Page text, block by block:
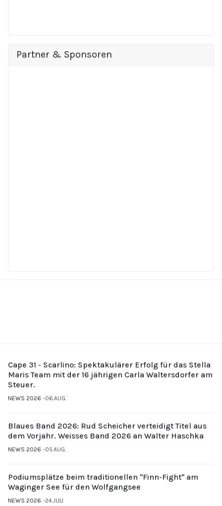
Partner & Sponsoren
Cape 31 - Scarlino: Spektakulärer Erfolg für das Stella
Maris Team mit der 16 jährigen Carla Waltersdorfer am
Steuer.
NEWS 2026 06.AUG.
Blaues Band 2026: Rud Scheicher verteidigt Titel aus
dem Vorjahr. Weisses Band 2026 an Walter Haschka
NEWS 2026 05.AUG.
Podiumsplätze beim traditionellen "Finn-Fight" am
Waginger See für den Wolfgangsee
NEWS 2026 24.JULI